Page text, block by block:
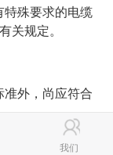
特殊要求的电缆
关规定。
外，尚应符合
我们